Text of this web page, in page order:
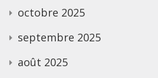
octobre 2025
septembre 2025
août 2025